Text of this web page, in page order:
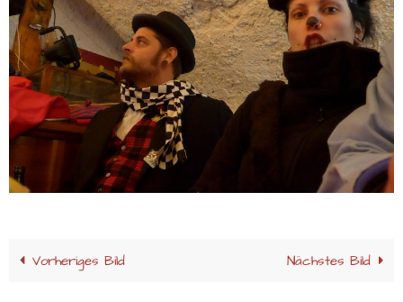
Vorheriges Bild Nächstes Bild